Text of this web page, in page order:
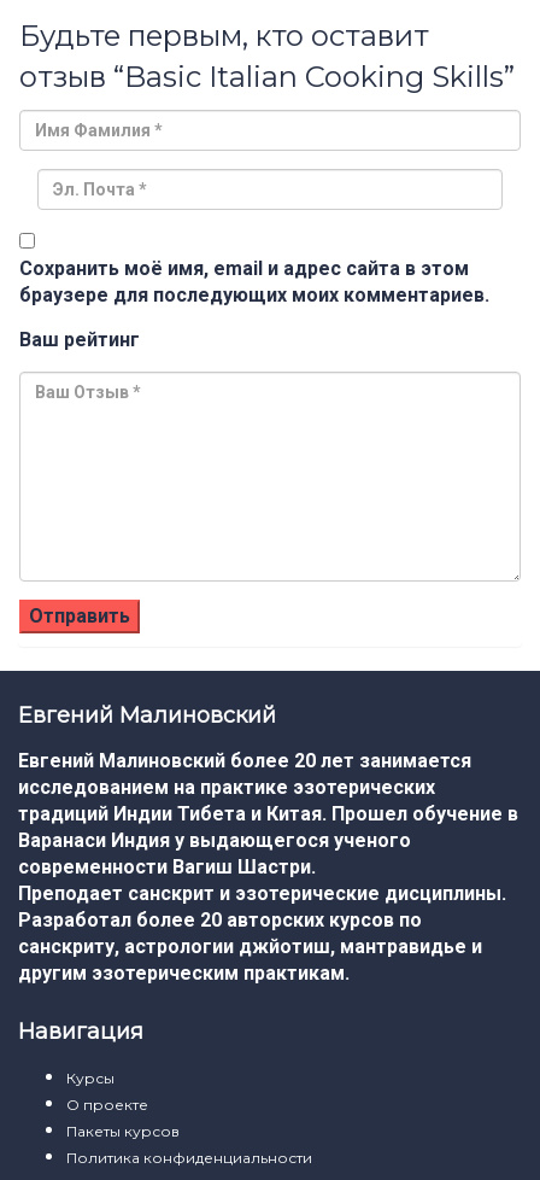
Будьте первым, кто оставит
отзыв “Basic Italian Cooking Skills”
Сохранить моё имя, email и адрес сайта в этом
браузере для последующих моих комментариев.
Ваш рейтинг
Евгений Малиновский
Евгений Малиновский более 20 лет занимается
исследованием на практике эзотерических
традиций Индии Тибета и Китая. Прошел обучение в
Варанаси Индия у выдающегося ученого
современности Вагиш Шастри.
Преподает санскрит и эзотерические дисциплины.
Разработал более 20 авторских курсов по
санскриту, астрологии джйотиш, мантравидье и
другим эзотерическим практикам.
Навигация
Курсы
О проекте
Пакеты курсов
Политика конфиденциальности